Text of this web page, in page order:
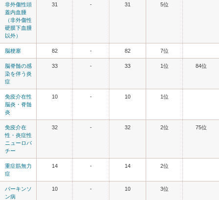
非外傷性頭
蓋内血腫
（非外傷性
硬膜下血腫
以外）
31 - 31 5位
脳梗塞 82 - 82 7位
脳脊髄の感
染を伴う炎
症
33 - 33 1位 84位
免疫介在性
脳炎・脊髄
炎
10 - 10 1位
免疫介在
性・炎症性
ニューロパ
チー
32 - 32 2位 75位
重症筋無力
症
14 - 14 2位
パーキンソ
ン病
10 - 10 3位